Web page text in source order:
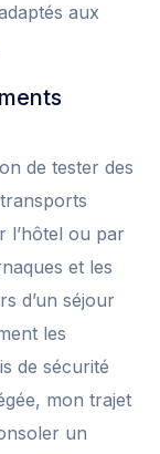
aux
de tester des
l’hôtel ou par
et les
d’un séjour
les
de sécurité
mon trajet
un